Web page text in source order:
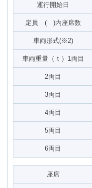
運行開始日
定員 ( )内座席数
車両形式(※2)
車両重量（ｔ）1両目
2両目
3両目
4両目
5両目
6両目
座席